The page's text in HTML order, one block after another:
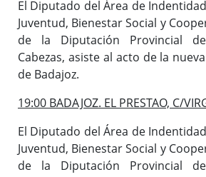
El Diputado del Área de
Juventud, Bienestar Social y
de la Diputación Provincial
Cabezas, asiste al acto de la
de Badajoz.
19:00 BADAJOZ. EL PRESTAO, C/
El Diputado del Área de
Juventud, Bienestar Social y
de la Diputación Provincial